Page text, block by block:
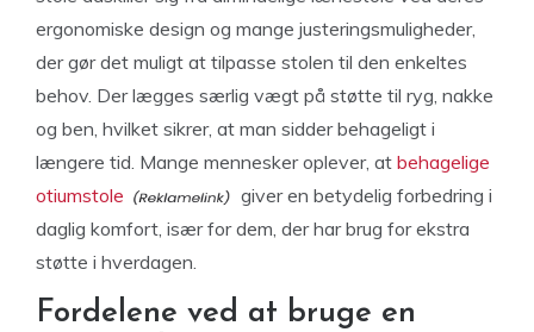
ergonomiske design og mange justeringsmuligheder,
der gør det muligt at tilpasse stolen til den enkeltes
behov. Der lægges særlig vægt på støtte til ryg, nakke
og ben, hvilket sikrer, at man sidder behageligt i
længere tid. Mange mennesker oplever, at behagelige
otiumstole
giver en betydelig forbedring i
daglig komfort, især for dem, der har brug for ekstra
støtte i hverdagen.
Fordelene ved at bruge en